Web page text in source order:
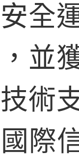
全
並
術
際